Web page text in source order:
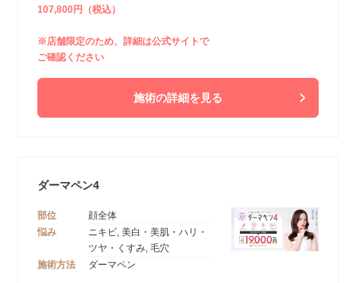
107,800円（税込）
※店舗限定のため、詳細は公式サイトで
ご確認ください
施術の詳細を見る
ダーマペン4
部位
顔全体
悩み
ニキビ, 美白・美肌・ハリ・
ツヤ・くすみ, 毛穴
施術方法
ダーマペン